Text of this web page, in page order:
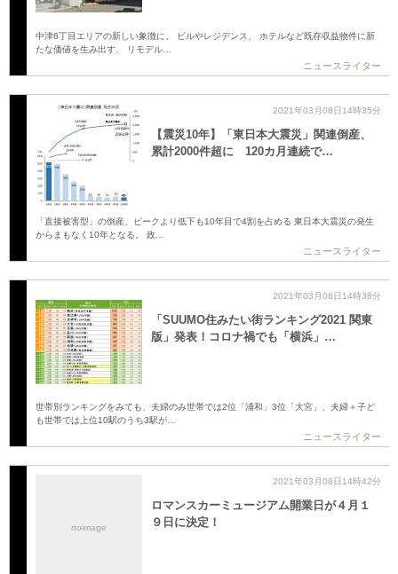
中津6丁目エリアの新しい象徴に。 ビルやレジデンス、 ホテルなど既存収益物件に新
たな価値を生み出す、 リモデル…
ニュースライター
2021年03月08日14時35分
【震災10年】「東日本大震災」関連倒産、
累計2000件超に 120カ月連続で…
「直接被害型」の倒産、ピークより低下も10年目で4割を占める 東日本大震災の発生
からまもなく10年となる。 政…
ニュースライター
2021年03月08日14時38分
「SUUMO住みたい街ランキング2021 関東
版」発表！コロナ禍でも「横浜」…
世帯別ランキングをみても、夫婦のみ世帯では2位「浦和」3位「大宮」、夫婦＋子ど
も世帯では上位10駅のうち3駅が…
ニュースライター
noimage
2021年03月08日14時42分
ロマンスカーミュージアム開業日が４月１
９日に決定！